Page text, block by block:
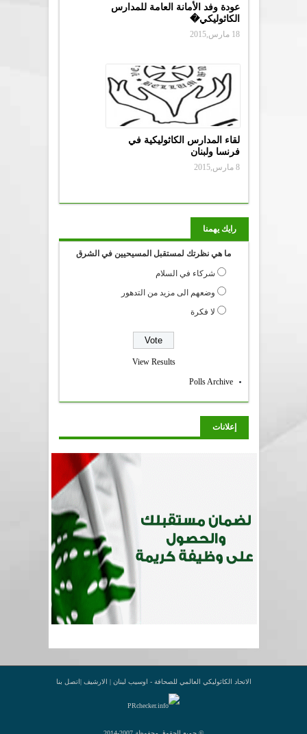
عودة وفد الأمانة العامة للمدارس
الكاثوليكي�
18 مارس,2015
لقاء المدارس الكاثوليكية في
فرنسا ولبنان
8 مارس,2015
رايك يهمنا
ما هي نظرتك لمستقبل المسيحيين في الشرق
شركاء في السلام
وضعهم الى مزيد من التدهور
لا فكرة
View Results
Polls Archive
إعلانات
الاتحاد الكاثوليكي العالمي للصحافة - اوسيب لبنان | الارشيف |اتصل بنا